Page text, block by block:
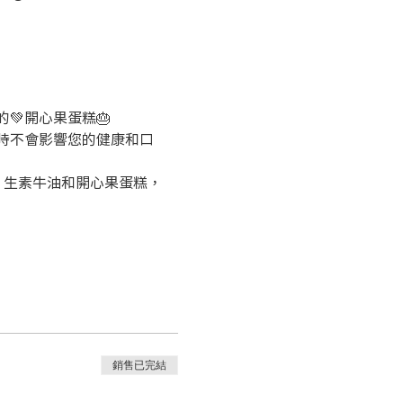
💚開心果蛋糕🎂
不會影響您的健康和口
素牛油和開心果蛋糕，
銷售已完結